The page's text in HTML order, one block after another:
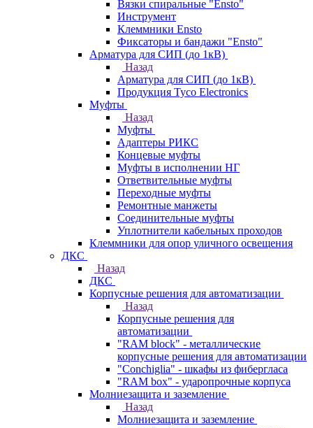
Вязки спиральные "Ensto"
Инструмент
Клеммники Ensto
Фиксаторы и бандажи "Ensto"
Арматура для СИП (до 1кВ)
Назад
Арматура для СИП (до 1кВ)
Продукция Tyco Electronics
Муфты
Назад
Муфты
Адаптеры РИКС
Концевые муфты
Муфты в исполнении НГ
Ответвительные муфты
Переходные муфты
Ремонтные манжеты
Соединительные муфты
Уплотнители кабельных проходов
Клеммники для опор уличного освещения
ДКС
Назад
ДКС
Корпусные решения для автоматизации
Назад
Корпусные решения для
автоматизации
"RAM block" - металлические
корпусные решения для автоматизации
"Conchiglia" - шкафы из фибергласа
"RAM box" - ударопрочные корпуса
Молниезащита и заземление
Назад
Молниезащита и заземление